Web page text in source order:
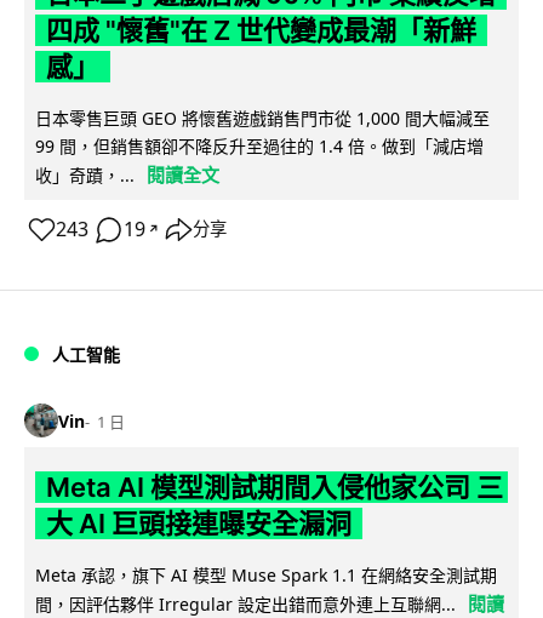
四成 "懷舊"在 Z 世代變成最潮「新鮮
感」
日本零售巨頭 GEO 將懷舊遊戲銷售門市從 1,000 間大幅減至
99 間，但銷售額卻不降反升至過往的 1.4 倍。做到「減店增
收」奇蹟，...
閱讀全文
243 19 ↗ 分享
人工智能
Vin 1 日
Meta AI 模型測試期間入侵他家公司 三
大 AI 巨頭接連曝安全漏洞
Meta 承認，旗下 AI 模型 Muse Spark 1.1 在網絡安全測試期
間，因評估夥伴 Irregular 設定出錯而意外連上互聯網...
閱讀